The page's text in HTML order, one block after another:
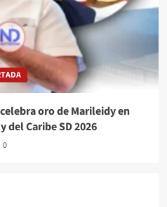
oro de Marileidy en
del Caribe SD 2026
0